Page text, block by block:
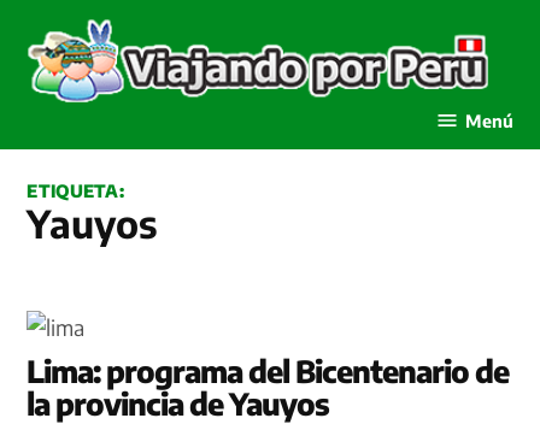
contenido
Menú
ETIQUETA:
Yauyos
Lima: programa del Bicentenario de
la provincia de Yauyos